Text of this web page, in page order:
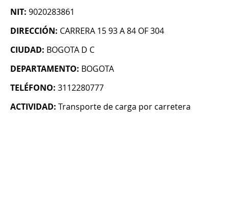
NIT: 9020283861
DIRECCIÓN: CARRERA 15 93 A 84 OF 304
CIUDAD: BOGOTA D C
DEPARTAMENTO: BOGOTA
TELÉFONO: 3112280777
ACTIVIDAD: Transporte de carga por carretera